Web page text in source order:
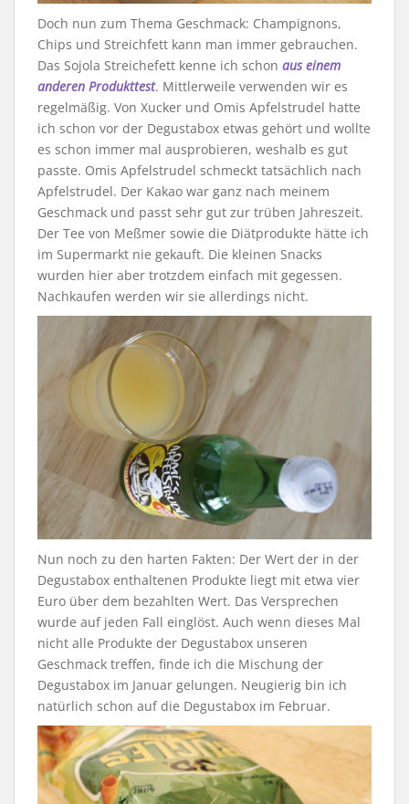
Doch nun zum Thema Geschmack: Champignons,
Chips und Streichfett kann man immer gebrauchen.
Das Sojola Streichefett kenne ich schon aus einem
anderen Produkttest. Mittlerweile verwenden wir es
regelmäßig. Von Xucker und Omis Apfelstrudel hatte
ich schon vor der Degustabox etwas gehört und wollte
es schon immer mal ausprobieren, weshalb es gut
passte. Omis Apfelstrudel schmeckt tatsächlich nach
Apfelstrudel. Der Kakao war ganz nach meinem
Geschmack und passt sehr gut zur trüben Jahreszeit.
Der Tee von Meßmer sowie die Diätprodukte hätte ich
im Supermarkt nie gekauft. Die kleinen Snacks
wurden hier aber trotzdem einfach mit gegessen.
Nachkaufen werden wir sie allerdings nicht.
Nun noch zu den harten Fakten: Der Wert der in der
Degustabox enthaltenen Produkte liegt mit etwa vier
Euro über dem bezahlten Wert. Das Versprechen
wurde auf jeden Fall einglöst. Auch wenn dieses Mal
nicht alle Produkte der Degustabox unseren
Geschmack treffen, finde ich die Mischung der
Degustabox im Januar gelungen. Neugierig bin ich
natürlich schon auf die Degustabox im Februar.